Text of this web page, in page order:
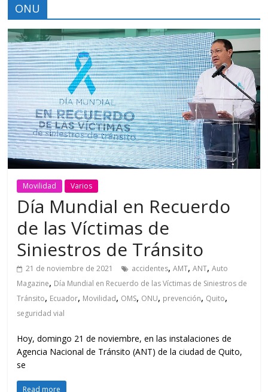
ONU
Movilidad Varios
Día Mundial en Recuerdo
de las Víctimas de
Siniestros de Tránsito
21 de noviembre de 2021 accidentes,AMT,ANT,Auto
Magazine, Día Mundial en Recuerdo de las Víctimas de Siniestros de
Tránsito, Ecuador, Movilidad, OMS, ONU, prevención, Quito,
seguridad vial
Hoy, domingo 21 de noviembre, en las instalaciones de
Agencia Nacional de Tránsito (ANT) de la ciudad de Quito,
se
Read more